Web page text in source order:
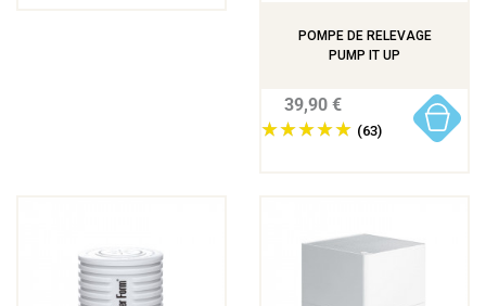
POMPE DE RELEVAGE
PUMP IT UP
(63)
39,90 €